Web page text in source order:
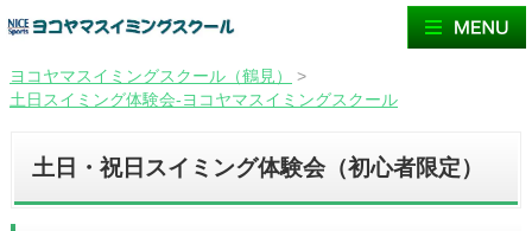
ヨコヤマスイミングスクール（鶴見）
>
土日スイミング体験会-ヨコヤマスイミングスクール
土日・祝日スイミング体験会（初心者限定）